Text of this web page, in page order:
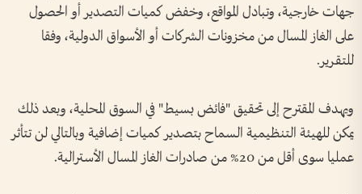
جهات خارجية، وتبادل المواقع، وخفض كميات التصدير أو الحصول
على الغاز المسال من مخزونات الشركات أو الأسواق الدولية، وفقا
للتقرير.
ويهدف المقترح إلى تحقيق "فائض بسيط" في السوق المحلية، وبعد ذلك
يمكن للهيئة التنظيمية السماح بتصدير كميات إضافية وبالتالي لن تتأثر
عمليا سوى أقل من 20% من صادرات الغاز المسال الأسترالية.